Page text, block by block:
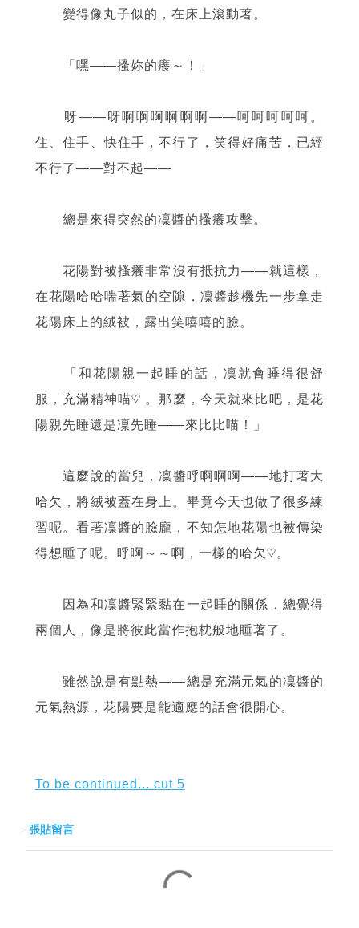
變得像丸子似的，在床上滾動著。
「嘿——搔妳的癢～！」
呀——呀啊啊啊啊啊啊——呵呵呵呵呵。
住、住手、快住手，不行了，笑得好痛苦，已經
不行了——對不起——
總是來得突然的凜醬的搔癢攻擊。
花陽對被搔癢非常沒有抵抗力——就這樣，
在花陽哈哈喘著氣的空隙，凜醬趁機先一步拿走
花陽床上的絨被，露出笑嘻嘻的臉。
「和花陽親一起睡的話，凜就會睡得很舒
服，充滿精神喵♡ 。那麼，今天就來比吧，是花
陽親先睡還是凜先睡——來比比喵！」
這麼說的當兒，凜醬呼啊啊啊——地打著大
哈欠，將絨被蓋在身上。畢竟今天也做了很多練
習呢。看著凜醬的臉龐，不知怎地花陽也被傳染
得想睡了呢。呼啊～～啊，一樣的哈欠♡。
因為和凜醬緊緊黏在一起睡的關係，總覺得
兩個人，像是將彼此當作抱枕般地睡著了。
雖然說是有點熱——總是充滿元氣的凜醬的
元氣熱源，花陽要是能適應的話會很開心。
To be continued... cut 5
張貼留言